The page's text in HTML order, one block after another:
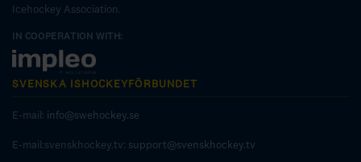
Icehockey Association.
IN COOPERATION WITH:
SVENSKA ISHOCKEYFÖRBUNDET
E-mail: info@swehockey.se
E-mail:svenskhockey.tv: support@svenskhockey.tv